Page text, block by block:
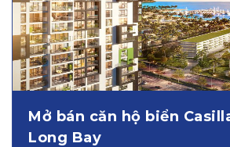
Mở bán căn hộ biển
Long Bay